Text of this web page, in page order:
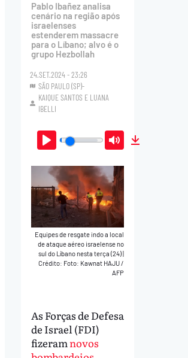
Pablo Ibañez analisa
cenário na região após
israelenses
estenderem massacre
para o Líbano; alvo é o
grupo Hezbollah
24.SET.2024 - 23:26
SÃO PAULO (SP)-
KAIQUE SANTOS E LUANA
IBELLI
Play Mute
Equipes de resgate indo a local
de ataque aéreo israelense no
sul do Líbano nesta terça (24)
Crédito: Foto: Kawnat HAJU /
AFP
As Forças de Defesa
de Israel (FDI)
fizeramnovos